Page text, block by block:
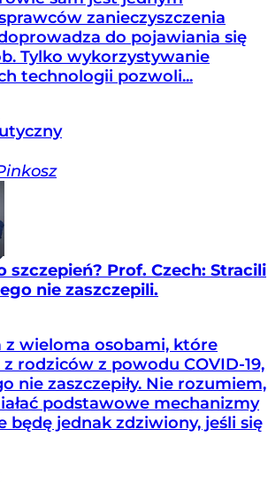
zanieczyszczenia
do pojawiania się
Tylko wykorzystywanie
technologii pozwoli...
szczepień? Prof. Czech: Stracili
nie zaszczepili.
z wieloma osobami, które
z rodziców z powodu COVID-19,
nie zaszczepiły. Nie rozumiem,
podstawowe mechanizmy
będę jednak zdziwiony, jeśli się